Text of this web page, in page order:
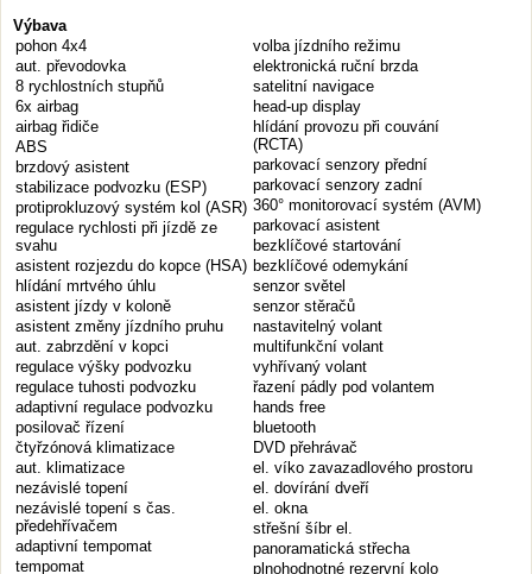
Výbava
pohon 4x4
aut. převodovka
8 rychlostních stupňů
6x airbag
airbag řidiče
ABS
brzdový asistent
stabilizace podvozku (ESP)
protiprokluzový systém kol (ASR)
regulace rychlosti při jízdě ze
svahu
asistent rozjezdu do kopce (HSA)
hlídání mrtvého úhlu
asistent jízdy v koloně
asistent změny jízdního pruhu
aut. zabrzdění v kopci
regulace výšky podvozku
regulace tuhosti podvozku
adaptivní regulace podvozku
posilovač řízení
čtyřzónová klimatizace
aut. klimatizace
nezávislé topení
nezávislé topení s čas.
předehřívačem
adaptivní tempomat
tempomat
volba jízdního režimu
elektronická ruční brzda
satelitní navigace
head-up display
hlídání provozu při couvání
(RCTA)
parkovací senzory přední
parkovací senzory zadní
360° monitorovací systém (AVM)
parkovací asistent
bezklíčové startování
bezklíčové odemykání
senzor světel
senzor stěračů
nastavitelný volant
multifunkční volant
vyhřívaný volant
řazení pádly pod volantem
hands free
bluetooth
DVD přehrávač
el. víko zavazadlového prostoru
el. dovírání dveří
el. okna
střešní šíbr el.
panoramatická střecha
plnohodnotné rezervní kolo